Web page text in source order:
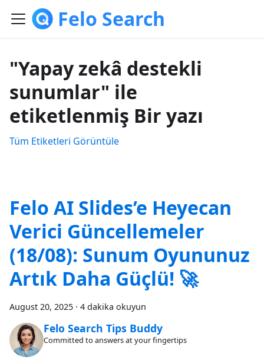
Felo Search
"Yapay zekâ destekli
sunumlar" ile
etiketlenmiş Bir yazı
Tüm Etiketleri Görüntüle
Felo AI Slides’e Heyecan
Verici Güncellemeler
(18/08): Sunum Oyununuz
Artık Daha Güçlü! 🚀
August 20, 2025 · 4 dakika okuyun
Felo Search Tips Buddy
Committed to answers at your fingertips